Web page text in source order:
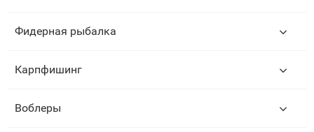
Фидерная рыбалка
Карпфишинг
Воблеры